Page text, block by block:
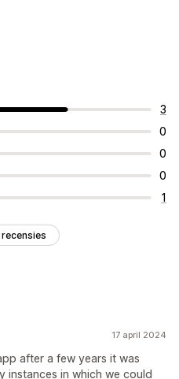
3
0
0
0
1
17 april 2024
after a few years it was
instances in which we could